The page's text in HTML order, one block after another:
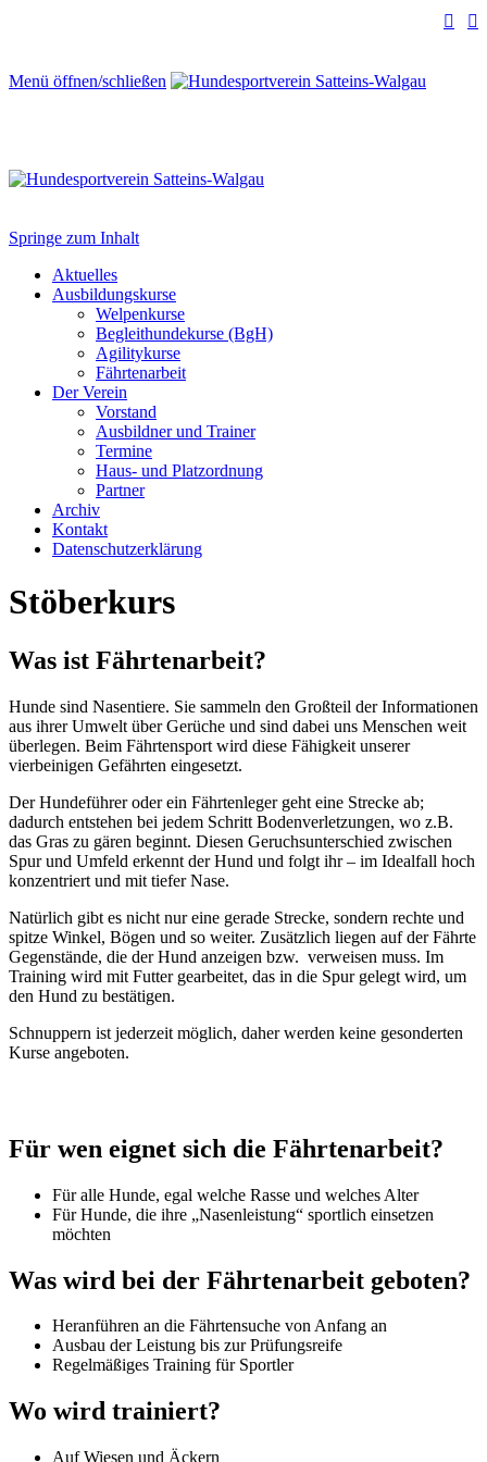
 
Menü öffnen/schließen
Springe zum Inhalt
Aktuelles
Ausbildungskurse
Welpenkurse
Begleithundekurse (BgH)
Agilitykurse
Fährtenarbeit
Der Verein
Vorstand
Ausbildner und Trainer
Termine
Haus- und Platzordnung
Partner
Archiv
Kontakt
Datenschutzerklärung
Stöberkurs
Was ist Fährtenarbeit?
Hunde sind Nasentiere. Sie sammeln den Großteil der Informationen
aus ihrer Umwelt über Gerüche und sind dabei uns Menschen weit
überlegen. Beim Fährtensport wird diese Fähigkeit unserer
vierbeinigen Gefährten eingesetzt.
Der Hundeführer oder ein Fährtenleger geht eine Strecke ab;
dadurch entstehen bei jedem Schritt Bodenverletzungen, wo z.B.
das Gras zu gären beginnt. Diesen Geruchsunterschied zwischen
Spur und Umfeld erkennt der Hund und folgt ihr – im Idealfall hoch
konzentriert und mit tiefer Nase.
Natürlich gibt es nicht nur eine gerade Strecke, sondern rechte und
spitze Winkel, Bögen und so weiter. Zusätzlich liegen auf der Fährte
Gegenstände, die der Hund anzeigen bzw. verweisen muss. Im
Training wird mit Futter gearbeitet, das in die Spur gelegt wird, um
den Hund zu bestätigen.
Schnuppern ist jederzeit möglich, daher werden keine gesonderten
Kurse angeboten.
Für wen eignet sich die Fährtenarbeit?
Für alle Hunde, egal welche Rasse und welches Alter
Für Hunde, die ihre „Nasenleistung“ sportlich einsetzen
möchten
Was wird bei der Fährtenarbeit geboten?
Heranführen an die Fährtensuche von Anfang an
Ausbau der Leistung bis zur Prüfungsreife
Regelmäßiges Training für Sportler
Wo wird trainiert?
Auf Wiesen und Äckern